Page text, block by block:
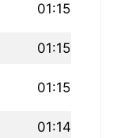
01:15 pm
01:15 pm
01:15 pm
01:14 pm